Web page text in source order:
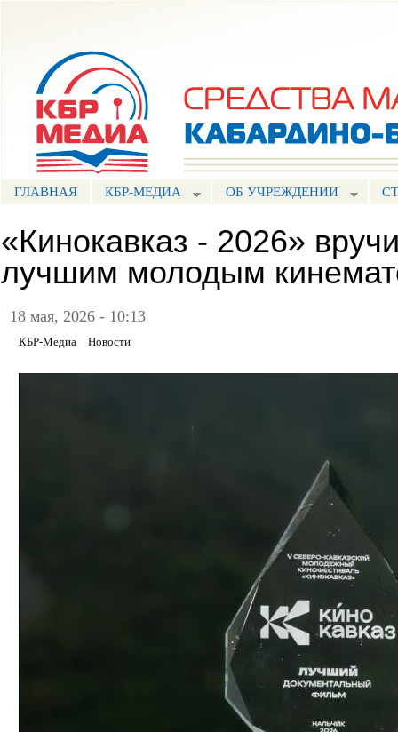
ГЛАВНАЯ КБР-МЕДИА ОБ УЧРЕЖДЕНИИ
«Кинокавказ - 2026»
лучшим молодым
18 мая, 2026 - 10:13
КБР-Медиа Новости